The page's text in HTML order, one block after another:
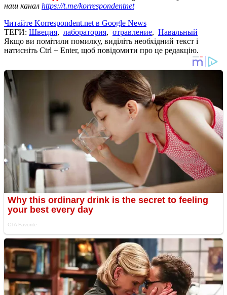
наш канал https://t.me/korrespondentnet
Читайте Korrespondent.net в Google News
ТЕГИ: Швеция, лаборатория, отравление, Навальный
Якщо ви помітили помилку, виділіть необхідний текст і
натисніть Ctrl + Enter, щоб повідомити про це редакцію.